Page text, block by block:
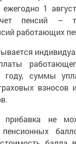
1
пенсий –
работающих
году, суммы
взносов
прибавка не